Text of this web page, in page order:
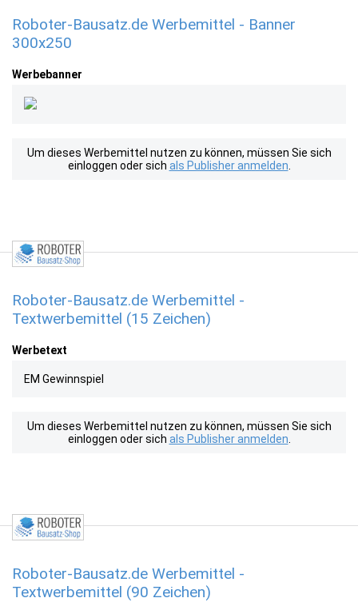
Roboter-Bausatz.de Werbemittel - Banner
300x250
Werbebanner
Um dieses Werbemittel nutzen zu können, müssen Sie sich
einloggen oder sich als Publisher anmelden
Roboter-Bausatz.de Werbemittel -
Textwerbemittel (15 Zeichen)
Werbetext
EM Gewinnspiel
Um dieses Werbemittel nutzen zu können, müssen Sie sich
einloggen oder sich als Publisher anmelden
Roboter-Bausatz.de Werbemittel -
Textwerbemittel (90 Zeichen)